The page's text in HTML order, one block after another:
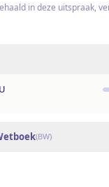
in deze uitspraak,
(BW)